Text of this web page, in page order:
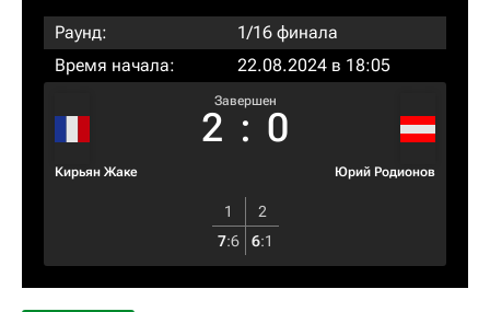
Раунд:
1/16 финала
Время начала:
22.08.2024 в 18:05
Кирьян Жаке
Завершен
2 : 0
Юрий Родионов
1
2
7:6 6:1